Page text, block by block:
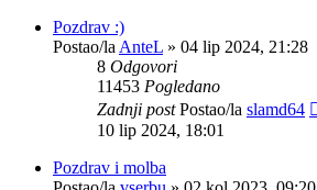
Pozdrav :)
Postao/la AnteL » 04 lip 2024, 21:28
8 Odgovori
11453 Pogledano
Zadnji postPostao/la slamd64
10 lip 2024, 18:01
Pozdrav i molba